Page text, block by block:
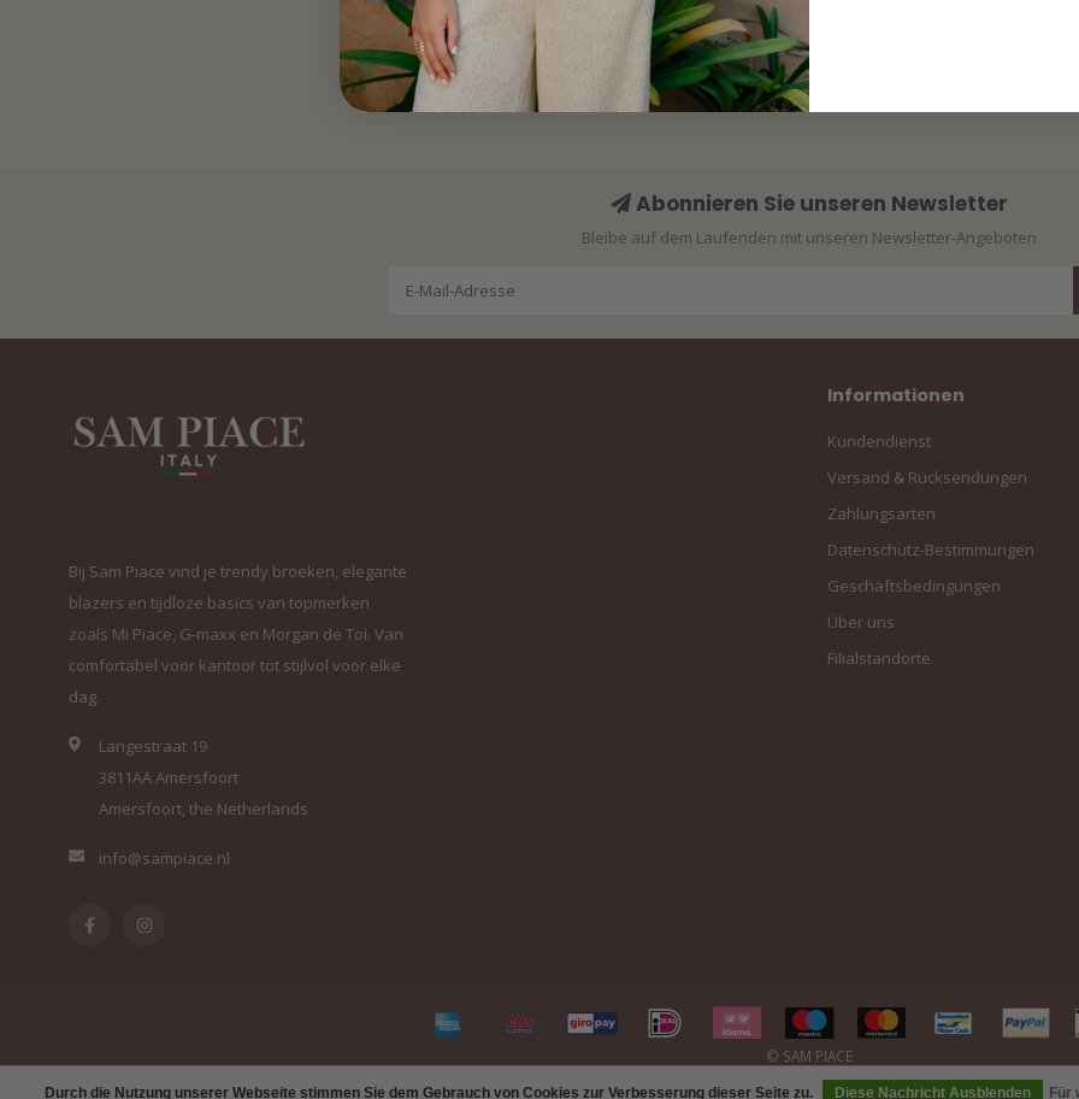
Durch die Nutzung unserer Webseite stimmen Sie dem Gebrauch von Cookies zur Verbesserung dieser Seite zu. Diese Nachricht Ausblenden Für
Abonnieren Sie unseren Newsletter
Bleibe auf dem Laufenden mit unseren Newsletter-Angeboten
Bij Sam Piace vind je trendy broeken, elegante
blazers en tijdloze basics van topmerken
zoals Mi Piace, G-maxx en Morgan de Toi. Van
comfortabel voor kantoor tot stijlvol voor elke
dag.
Langestraat 19
3811AA Amersfoort
Amersfoort, the Netherlands
info@sampiace.nl
Informationen
Kundendienst
Versand & Rücksendungen
Zahlungsarten
Datenschutz-Bestimmungen
Geschäftsbedingungen
Über uns
Filialstandorte